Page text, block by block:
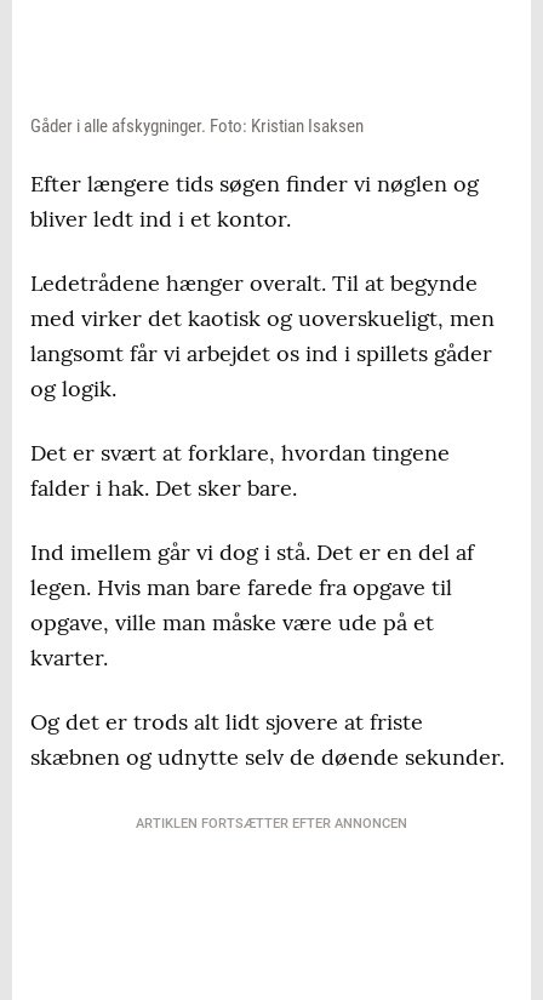
Gåder i alle afskygninger. Foto: Kristian Isaksen
Efter længere tids søgen finder vi nøglen og
bliver ledt ind i et kontor.
Ledetrådene hænger overalt. Til at begynde
med virker det kaotisk og uoverskueligt, men
langsomt får vi arbejdet os ind i spillets gåder
og logik.
Det er svært at forklare, hvordan tingene
falder i hak. Det sker bare.
Ind imellem går vi dog i stå. Det er en del af
legen. Hvis man bare farede fra opgave til
opgave, ville man måske være ude på et
kvarter.
Og det er trods alt lidt sjovere at friste
skæbnen og udnytte selv de døende sekunder.
ARTIKLEN FORTSÆTTER EFTER ANNONCEN